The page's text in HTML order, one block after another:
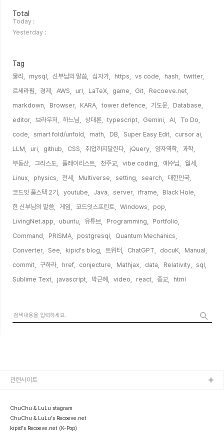
방
문
자
수
Total
Today :
Yesterday :
Tag
물리, mysql, 신부님의 말씀, 십자가, https, vs code, hash,
twitter,
르세라핌,
경제, AWS, url, LaTeX, game, Git,
Recoeve.net,
markdown,
Browser, KARA, tower defence, 기도문,
Database,
editor,
브라우저, 하느님, 상대론, typescript, Gemini, AI,
To Do,
code,
smart fold/unfold, math, DB, Super Easy Edit,
cursor ai,
LLM,
uri, github, CSS, 취업까지달린다, jQuery, 양자역학,
과학,
부동산,
그리스도, 플레이리스트, 천주교, vibe coding, 예수님,
월세,
Linux,
physics, 전세, Multiverse, setting, search,
대한민국,
코드잇 풀스택 2기,
youtube, Java, server, iframe,
Black Hole,
한 신부님의 말씀,
게임, 코드잇스프린트, Windows,
pop,
LivingNet.app,
ubuntu, 유튜브, Programming,
Portfolio,
Command,
PRISMA, postgresql,
Quantum Mechanics,
Converter,
See, kipid's blog, 트위터, ChatGPT, docuK,
Manual,
commit,
구하라, href, conjecture, Mathjax, data, Relativity,
sql,
Sublime Text,
javascript, 박근혜, video, react, 종교, html,
ChuChu & LuLu stagram
ChuChu & LuLu's Recoeve.net
kipid's Recoeve.net (K-Pop)
관련사이트